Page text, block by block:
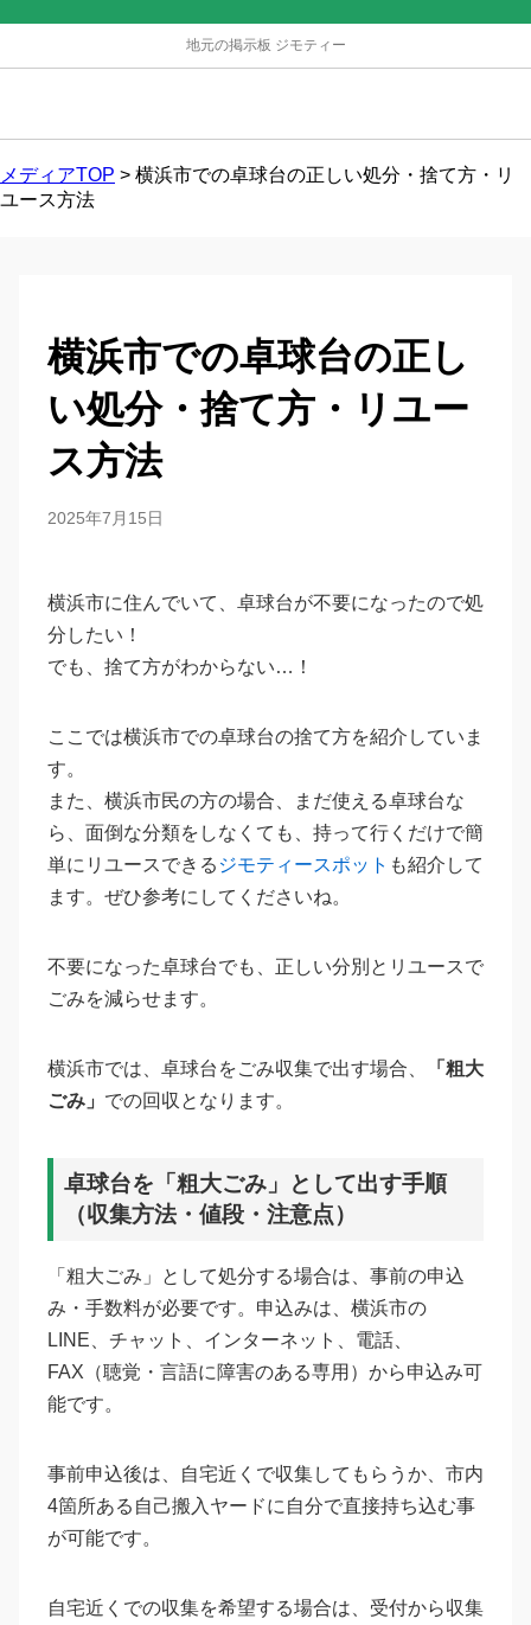
地元の掲示板 ジモティー
メディアTOP > 横浜市での卓球台の正しい処分・捨て方・リ
ユース方法
横浜市での卓球台の正し
い処分・捨て方・リユー
ス方法
2025年7月15日
横浜市に住んでいて、卓球台が不要になったので処
分したい！
でも、捨て方がわからない…！
ここでは横浜市での卓球台の捨て方を紹介していま
す。
また、横浜市民の方の場合、まだ使える卓球台な
ら、面倒な分類をしなくても、持って行くだけで簡
単にリユースできる ジモティースポット も紹介して
ます。ぜひ参考にしてくださいね。
不要になった卓球台でも、正しい分別とリユースで
ごみを減らせます。
横浜市では、卓球台をごみ収集で出す場合、
「粗大
ごみ」 での回収となります。
卓球台を「粗大ごみ」として出す手順
（収集方法・値段・注意点）
「粗大ごみ」として処分する場合は、事前の申込
み・手数料が必要です。申込みは、横浜市の
LINE、チャット、インターネット、電話、
FAX（聴覚・言語に障害のある専用）から申込み可
能です。
事前申込後は、自宅近くで収集してもらうか、市内
4箇所ある自己搬入ヤードに自分で直接持ち込む事
が可能です。
自宅近くでの収集を希望する場合は、受付から収集